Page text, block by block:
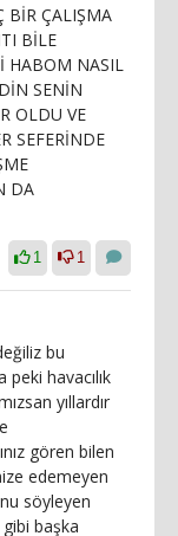
BİR ÇALIŞMA
BİLE
HABOM NASIL
SENİN
OLDU VE
SEFERİNDE
DA
1 1
bu
havacılık
yıllardır
gören bilen
edemeyen
söyleyen
başka